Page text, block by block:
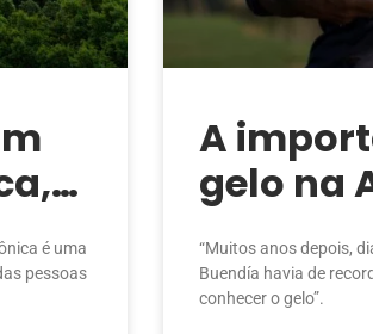
é uma
pessoas
A
gelo na
“Muitos anos depois,
Buendía havia de
conhecer o gelo”.